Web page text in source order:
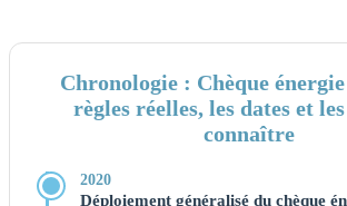
Chronologie : Chèque
règles réelles, les dates et
connaître
2020
Déploiement généralisé du chèque